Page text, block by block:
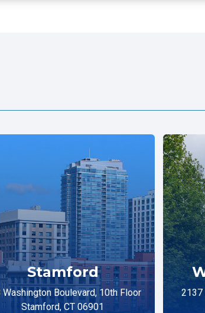
Stamford
Washington Boulevard, 10th Floor
Stamford, CT 06901
2137